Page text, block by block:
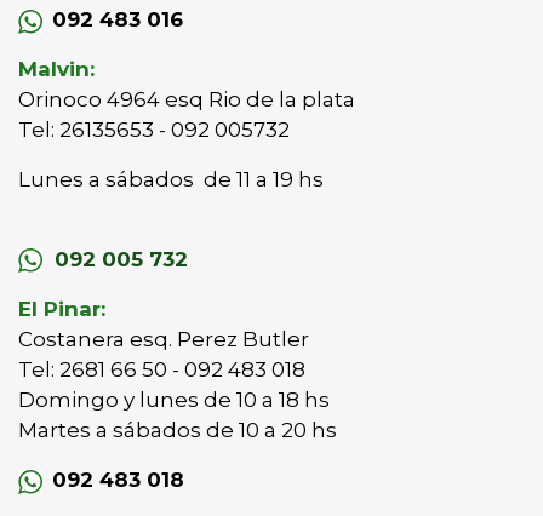
092 483 016
Malvin:
Orinoco 4964 esq Rio de la plata
Tel: 26135653 - 092 005732
Lunes a sábados de 11 a 19 hs
092 005 732
El Pinar:
Costanera esq. Perez Butler
Tel: 2681 66 50 - 092 483 018
Domingo y lunes de 10 a 18 hs
Martes a sábados de 10 a 20 hs
092 483 018